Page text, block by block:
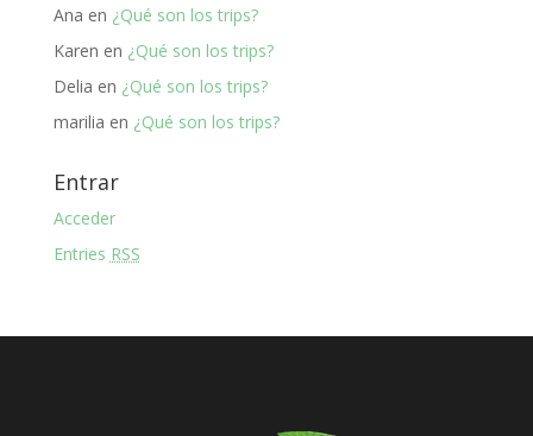
Ana en ¿Qué son los trips?
Karen en ¿Qué son los trips?
Delia en ¿Qué son los trips?
marilia en ¿Qué son los trips?
Entrar
Acceder
Entries RSS